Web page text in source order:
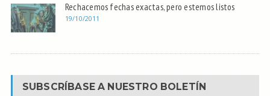
Rechacemos fechas exactas, pero estemos listos
19/10/2011
SUBSCRÍBASE A NUESTRO BOLETÍN